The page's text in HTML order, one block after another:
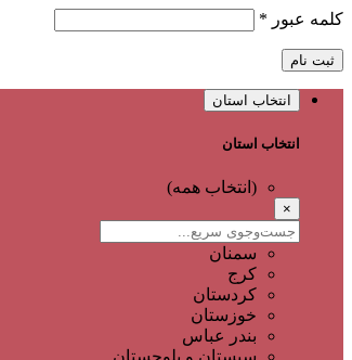
کلمه عبور *
ثبت نام
انتخاب استان
انتخاب استان
(انتخاب همه)
×
سمنان
کرج
کردستان
خوزستان
بندر عباس